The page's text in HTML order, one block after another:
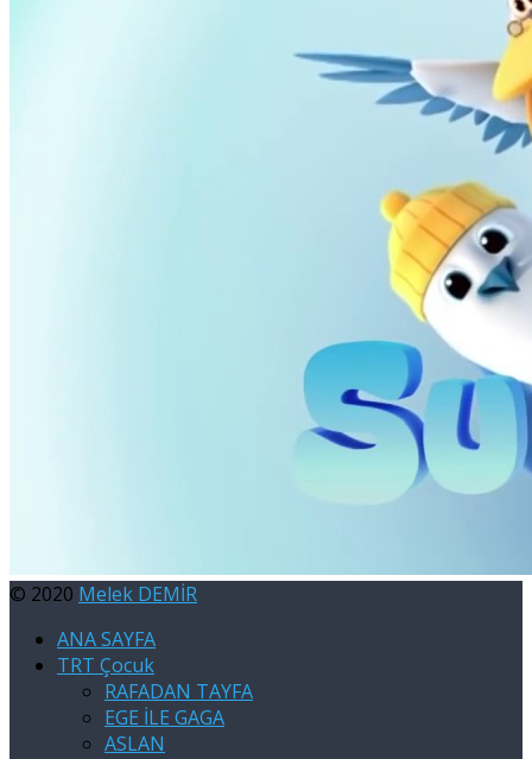
© 2020 Melek DEMİR
ANA SAYFA
TRT Çocuk
RAFADAN TAYFA
EGE İLE GAGA
ASLAN